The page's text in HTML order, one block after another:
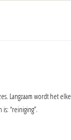
Langzaam wordt het elke
“reiniging”.